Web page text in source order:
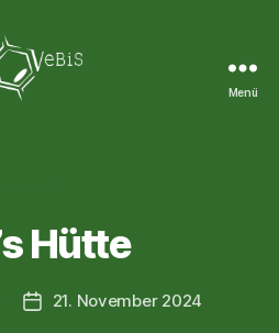
Menü
Hütte
Veröffentlichungsdatum
21. November 2024